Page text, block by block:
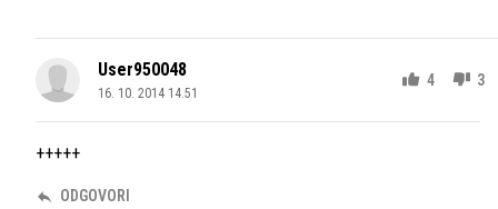
User950048
16. 10. 2014 14.51
4 3
+++++
ODGOVORI